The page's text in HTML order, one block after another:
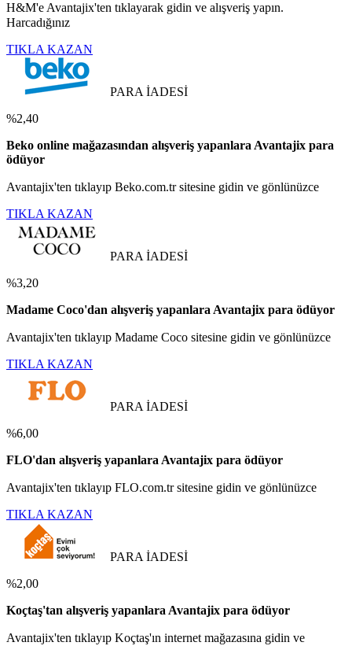
H&M'e Avantajix'ten tıklayarak gidin ve alışveriş yapın.
Harcadığınız
TIKLA KAZAN
PARA İADESİ
%2,40
Beko online mağazasından alışveriş yapanlara Avantajix para
ödüyor
Avantajix'ten tıklayıp Beko.com.tr sitesine gidin ve gönlünüzce
TIKLA KAZAN
PARA İADESİ
%3,20
Madame Coco'dan alışveriş yapanlara Avantajix para ödüyor
Avantajix'ten tıklayıp Madame Coco sitesine gidin ve gönlünüzce
TIKLA KAZAN
PARA İADESİ
%6,00
FLO'dan alışveriş yapanlara Avantajix para ödüyor
Avantajix'ten tıklayıp FLO.com.tr sitesine gidin ve gönlünüzce
TIKLA KAZAN
PARA İADESİ
%2,00
Koçtaş'tan alışveriş yapanlara Avantajix para ödüyor
Avantajix'ten tıklayıp Koçtaş'ın internet mağazasına gidin ve